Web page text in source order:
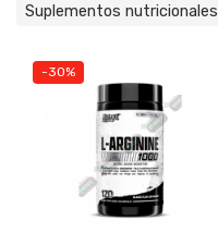
Suplementos nutricionales
-30%